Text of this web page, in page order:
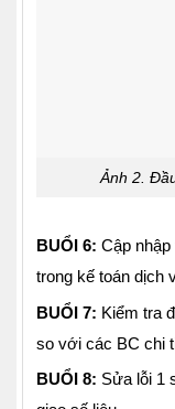
Ảnh 2.
BUỔI 6: Cập
trong kế toán dịch
BUỔI 7: Kiểm tra
so với các BC chi
BUỔI 8: Sửa lỗi 1